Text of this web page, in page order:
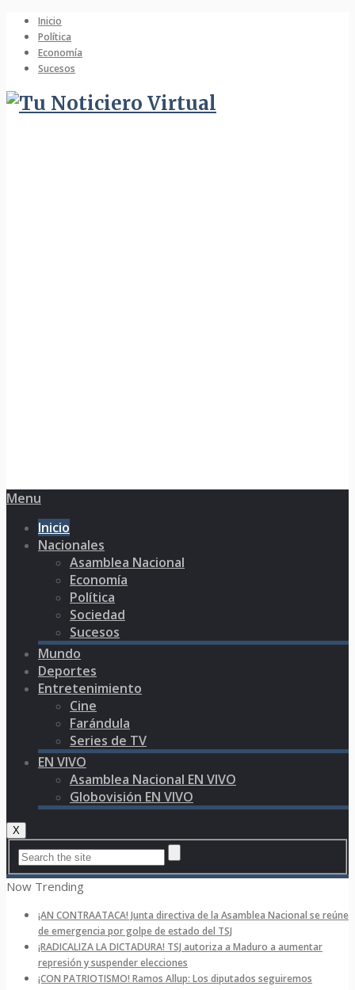
Inicio
Política
Economía
Sucesos
Menu
Inicio
Nacionales
Asamblea Nacional
Economía
Política
Sociedad
Sucesos
Mundo
Deportes
Entretenimiento
Cine
Farándula
Series de TV
EN VIVO
Asamblea Nacional EN VIVO
Globovisión EN VIVO
X
Now Trending
¡AN CONTRAATACA! Junta directiva de la Asamblea Nacional se reúne
de emergencia por golpe de estado del TSJ
¡RADICALIZA LA DICTADURA! TSJ autoriza a Maduro a aumentar
represión y suspender elecciones
¡CON PATRIOTISMO! Ramos Allup: Los diputados seguiremos